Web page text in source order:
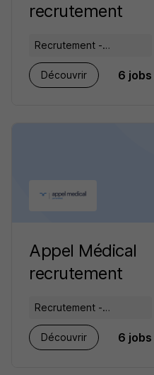
recrutement
Recrutement -
Placement - Conseils
RH
Découvrir 6 jobs
Appel Médical
recrutement
Recrutement -
Placement - Conseils
RH
Découvrir 6 jobs